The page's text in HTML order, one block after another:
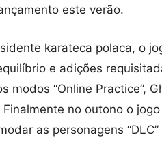
este verão.
karateca polaca, o
e adições
modos “Online Practice”,
Finalmente no outono o
as personagens